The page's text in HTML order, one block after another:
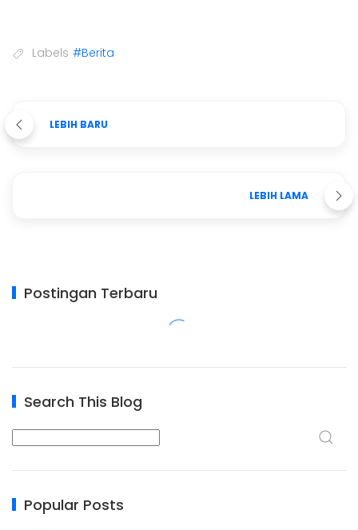
Labels #Berita
LEBIH BARU
LEBIH LAMA
Postingan Terbaru
Search This Blog
Popular Posts